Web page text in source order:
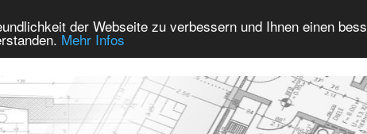
der Webseite zu verbessern und Ihnen einen
Mehr Infos